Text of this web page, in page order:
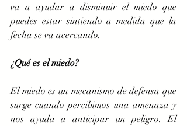
va a ayudar a disminuir el miedo que
puedes estar sintiendo a medida que la
fecha se va acercando.
¿Qué es el miedo?
El miedo es un mecanismo de defensa que
surge cuando percibimos una amenaza y
nos ayuda a anticipar un peligro. El